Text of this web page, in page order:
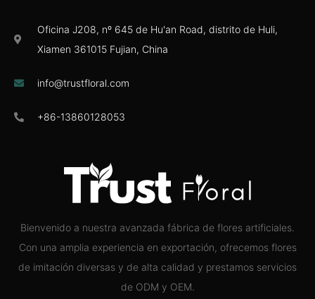
Bienvenido a nuestra avanzada fábrica de flores artificiales.
Con una amplia experiencia en exportación, ofrecemos flores
de imitación diversas y de alta calidad y prestamos servicios
de ODM y OEM.
Oficina J208, nº 645 de Hu'an Road, distrito de Huli,
Xiamen 361015 Fujian, China
info@trustfloral.com
+86-13860128053